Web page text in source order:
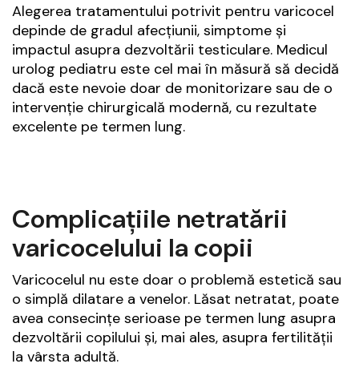
Alegerea tratamentului potrivit pentru varicocel
depinde de gradul afecțiunii, simptome și
impactul asupra dezvoltării testiculare. Medicul
urolog pediatru este cel mai în măsură să decidă
dacă este nevoie doar de monitorizare sau de o
intervenție chirurgicală modernă, cu rezultate
excelente pe termen lung.
Complicațiile netratării
varicocelului la copii
Varicocelul nu este doar o problemă estetică sau
o simplă dilatare a venelor. Lăsat netratat, poate
avea consecințe serioase pe termen lung asupra
dezvoltării copilului și, mai ales, asupra fertilității
la vârsta adultă.